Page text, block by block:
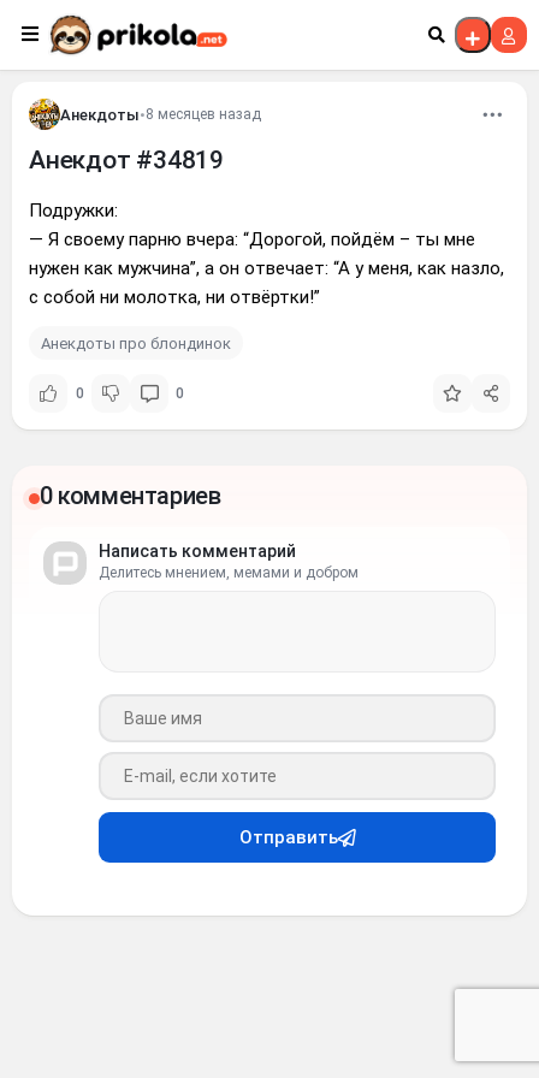
Перейти к контенту
Анекдоты•8 месяцев назад
Анекдот #34819
Подружки:
— Я своему парню вчера: “Дорогой, пойдём – ты мне
нужен как мужчина”, а он отвечает: “А у меня, как назло,
с собой ни молотка, ни отвёртки!”
Анекдоты про блондинок
0 0
0 комментариев
Написать комментарий
Делитесь мнением, мемами и добром
Ваше имя
Ваш e-mail
Отправить